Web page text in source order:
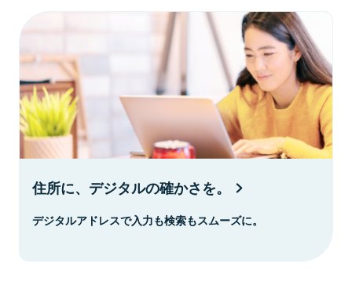
住所に、デジタルの確かさを。
デジタルアドレスで入力も検索もスムーズに。